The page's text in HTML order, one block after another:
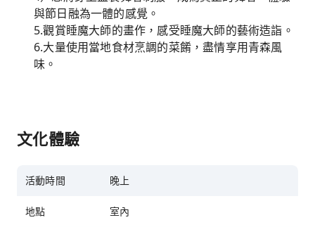
與節日融為一體的感覺。
5.觀賞睡魔大師的畫作，感受睡魔大師的藝術造詣。
6.大量使用當地食材烹調的菜餚，盡情享用青森風
味。
文化體驗
活動時間 晚上
地點 室內